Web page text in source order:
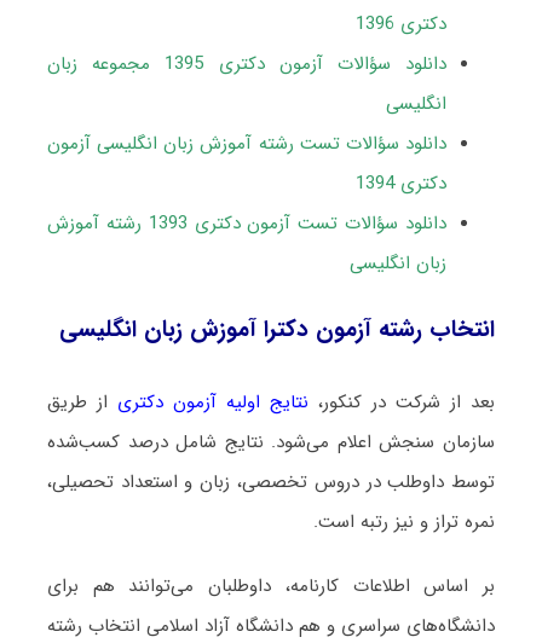
دکتری 1396
دانلود سؤالات آزمون دکتری 1395 مجموعه زبان
انگلیسی
دانلود سؤالات تست رشته آموزش زبان انگلیسی آزمون
دکتری 1394
دانلود سؤالات تست آزمون دکتری 1393 رشته آموزش
زبان انگلیسی
انتخاب رشته آزمون دکترا آموزش زبان انگلیسی
بعد از شرکت در کنکور، نتایج اولیه آزمون دکتری از طریق
سازمان سنجش اعلام می‌شود. نتایج شامل درصد کسب‌شده
توسط داوطلب در دروس تخصصی، زبان و استعداد تحصیلی،
نمره تراز و نیز رتبه است.
بر اساس اطلاعات کارنامه، داوطلبان می‌توانند هم برای
دانشگاه‌های سراسری و هم دانشگاه آزاد اسلامی انتخاب رشته